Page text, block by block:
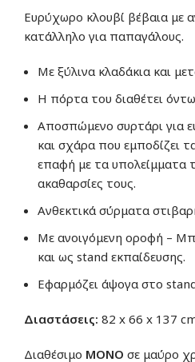
Ευρύχωρο κλουβί βέβαια με
κατάλληλο για παπαγάλους.
Με ξύλινα κλαδάκια και
Η πόρτα του διαθέτει
Αποσπώμενο συρτάρι για
και σχάρα που εμποδίζει
επαφή με τα υπολείμματα
ακαθαρσίες τους.
Ανθεκτικά σύρματα
Με ανοιγόμενη οροφή –
και ως stand εκπαίδευσης.
Εφαρμόζει άψογα στο
Διαστάσεις: 82 x 66 x 137
Διαθέσιμο ΜΟΝΟ σε μαύρο